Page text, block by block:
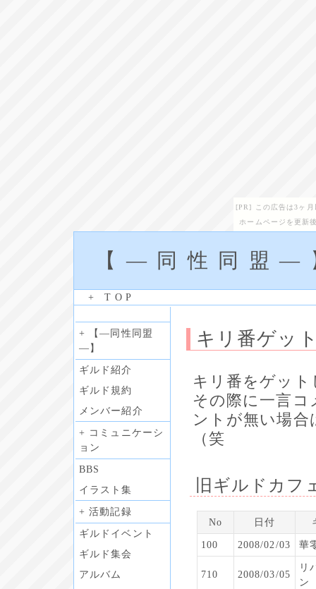
[PR] この広告は3ヶ
ホームページを更新
【―同性同盟―
+ TOP
+ 【―同性同盟
―】
ギルド紹介
ギルド規約
メンバー紹介
+ コミュニケーシ
ョン
BBS
イラスト集
+ 活動記録
ギルドイベント
ギルド集会
アルバム
キリ番ゲッ
キリ番をゲッ
その際に一言
ントが無い場
（笑
旧ギルドカフ
No 日付
100 2008/02/03 華
710 2008/03/05
リ
ン